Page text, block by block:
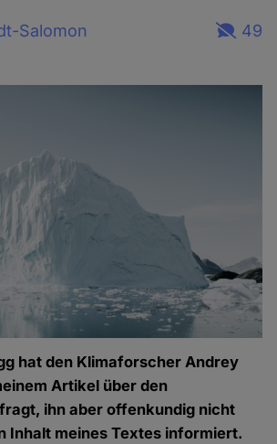
Salomon
49
hat den Klimaforscher Andrey
Artikel über den
ihn aber offenkundig nicht
Inhalt meines Textes informiert.